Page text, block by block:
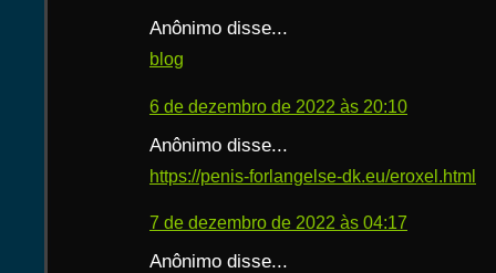
Anônimo disse...
blog
6 de dezembro de 2022 às 20:10
Anônimo disse...
https://penis-forlangelse-dk.eu/eroxel.html
7 de dezembro de 2022 às 04:17
Anônimo disse...